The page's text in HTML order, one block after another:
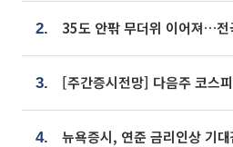
2.
3.
4.